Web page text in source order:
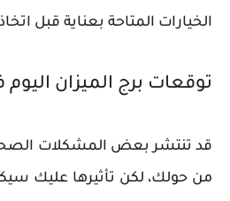
الخيارات المتاحة بعناية قبل
توقعات برج الميزان
قد تنتشر بعض المشكلات
من حولك، لكن تأثيرها عليك